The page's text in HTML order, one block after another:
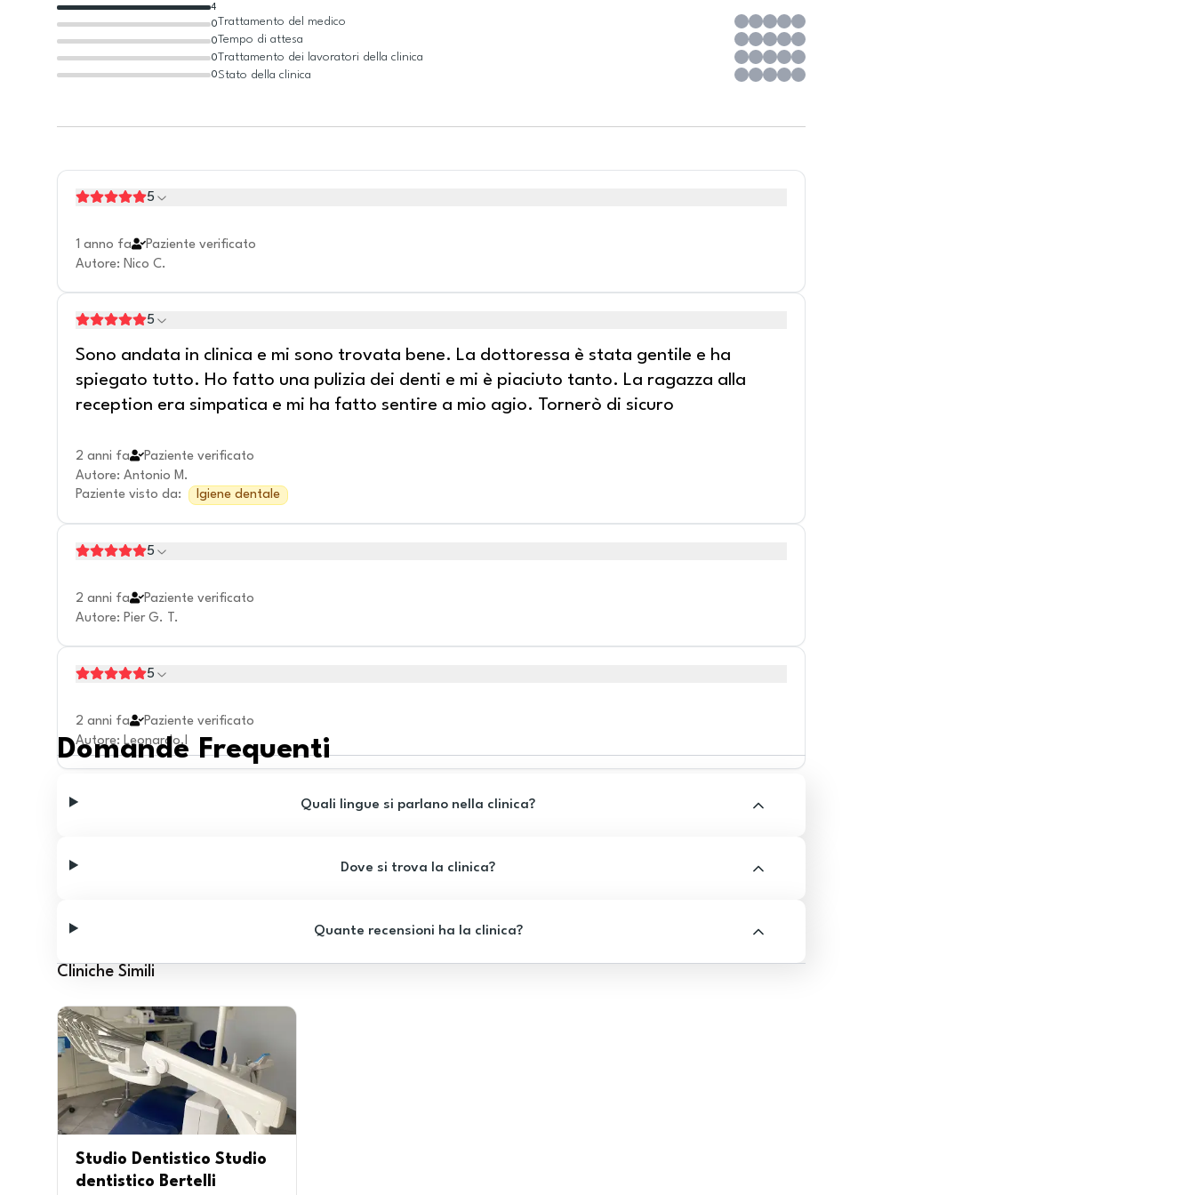
0
0
0
0
4
Trattamento del medico
Tempo di attesa
Trattamento dei lavoratori della clinica
Stato della clinica
5
1 anno fa
Paziente verificato
Autore: Nico C.
5
Sono andata in clinica e mi sono trovata bene. La dottoressa è stata gentile e ha
spiegato tutto. Ho fatto una pulizia dei denti e mi è piaciuto tanto. La ragazza alla
reception era simpatica e mi ha fatto sentire a mio agio. Tornerò di sicuro
2 anni fa
Paziente verificato
Autore: Antonio M.
Paziente visto da: Igiene dentale
5
2 anni fa
Paziente verificato
Autore: Pier G. T.
5
2 anni fa
Paziente verificato
Autore: Leonardo.l
Domande Frequenti
Quali lingue si parlano nella clinica?
Dove si trova la clinica?
Quante recensioni ha la clinica?
Cliniche Simili
Studio Dentistico Studio
dentistico Bertelli